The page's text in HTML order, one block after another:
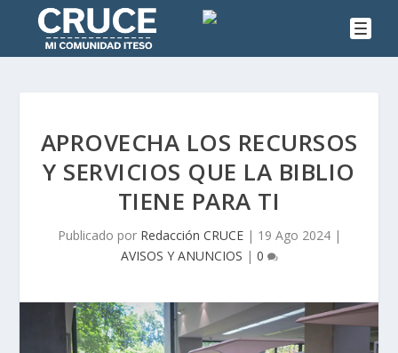
APROVECHA LOS RECURSOS
Y SERVICIOS QUE LA BIBLIO
TIENE PARA TI
Publicado por Redacción CRUCE| 19 Ago 2024|
AVISOS Y ANUNCIOS | 0